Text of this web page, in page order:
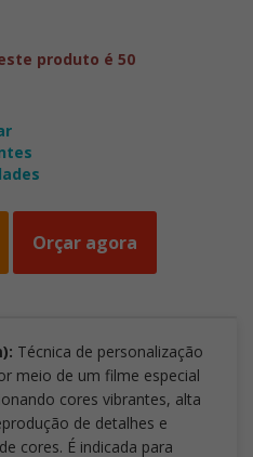
produto é 50
Orçar agora
Técnica de personalização
meio de um filme especial
cores vibrantes, alta
de detalhes e
cores. É indicada para